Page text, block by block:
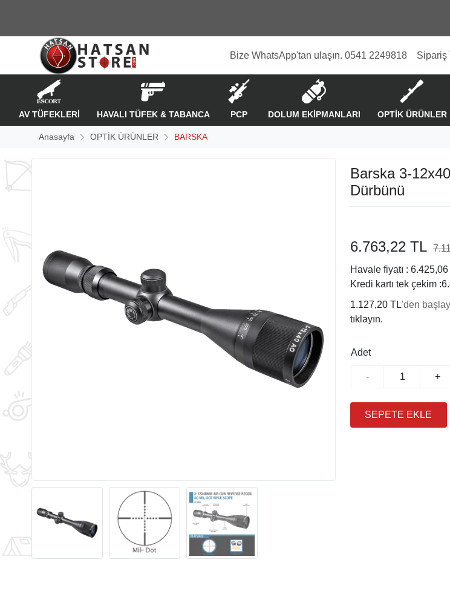
Bize WhatsApp'tan ulaşın. 0541 2249818 Sipariş
AV TÜFEKLERİ HAVALI TÜFEK & TABANCA PCP DOLUM EKİPMANLARI OPTİK ÜRÜNLER
Anasayfa OPTİK ÜRÜNLER BARSKA
Barska 3-
Dürbünü
6.763,22 TL
Havale fiyatı : 6.425,06
Kredi kartı tek çekim :
1.127,20 TL'den
tıklayın.
Adet
- +